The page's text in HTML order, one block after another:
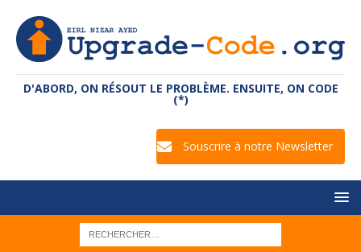
D'ABORD, ON RÉSOUT LE PROBLÈME. ENSUITE, ON CODE
(*)
Souscrire à notre Newsletter